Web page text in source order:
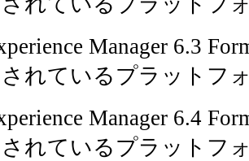
Manager 6.3
れているプラットフ
Manager 6.4
れているプラットフ